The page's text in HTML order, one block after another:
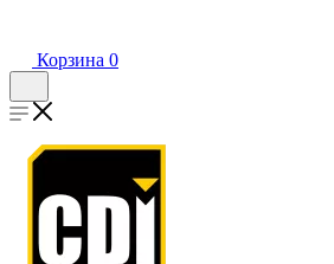
Корзина 0